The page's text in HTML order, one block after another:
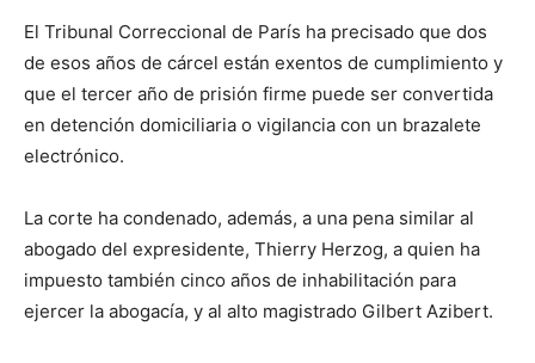
El Tribunal Correccional de París ha precisado que dos
de esos años de cárcel están exentos de cumplimiento y
que el tercer año de prisión firme puede ser convertida
en detención domiciliaria o vigilancia con un brazalete
electrónico.
La corte ha condenado, además, a una pena similar al
abogado del expresidente, Thierry Herzog, a quien ha
impuesto también cinco años de inhabilitación para
ejercer la abogacía, y al alto magistrado Gilbert Azibert.